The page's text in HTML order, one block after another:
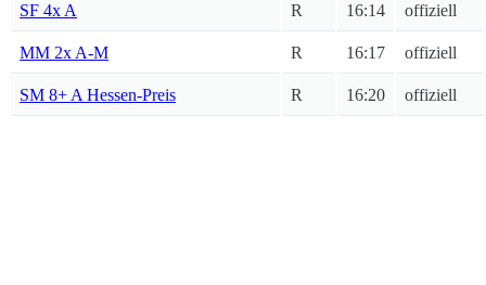
SF 4x A R 16:14 offiziell
MM 2x A-M R 16:17 offiziell
SM 8+ A Hessen-Preis R 16:20 offiziell